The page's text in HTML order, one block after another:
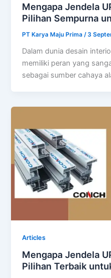
Mengapa Jendela
Pilihan Sempurna
PT Karya Maju Prima /3
Dalam dunia desain
memiliki peran yang
sebagai sumber cahaya
Articles
Mengapa Jendela
Pilihan Terbaik